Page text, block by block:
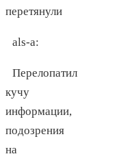
перетянули
als-a:
Перелопатил
кучу
информации,
подозрения
на